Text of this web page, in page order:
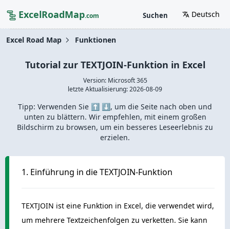
ExcelRoadMap.com Suchen Deutsch
Excel Road Map Funktionen
Tutorial zur TEXTJOIN-Funktion in Excel
Version: Microsoft 365
letzte Aktualisierung:2026-08-09
Tipp: Verwenden Sie ⬆️ ⬇️, um die Seite nach oben und
unten zu blättern. Wir empfehlen, mit einem großen
Bildschirm zu browsen, um ein besseres Leseerlebnis zu
erzielen.
1. Einführung in die TEXTJOIN-Funktion
TEXTJOIN ist eine Funktion in Excel, die verwendet wird,
um mehrere Textzeichenfolgen zu verketten. Sie kann